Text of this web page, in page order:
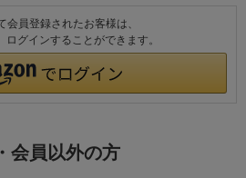
員登録されたお客様は、
グインすることができます。
会員以外の方